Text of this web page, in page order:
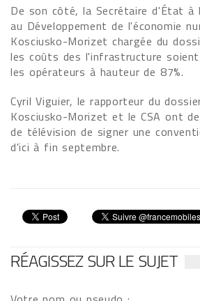
De son côté, la Secrétaire d'État à
au Développement de l'économie
Kosciusko-Morizet chargée du
les coûts des l'infrastructure
les opérateurs à hauteur de 87%.
Cyril Viguier, le rapporteur du
Kosciusko-Morizet et le CSA ont
de télévision de signer une
d'ici à fin septembre.
RÉAGISSEZ SUR LE SUJET